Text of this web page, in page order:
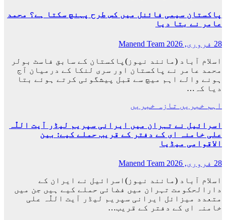
پاکستان سیمی فائنل میں کس طرح پہنچ سکتا ہے؟ محمد
عامر نے بتا دیا
28 فروری, 2026
Manend Team
اسلام آباد (مانند نیوز)پاکستان کے سابق فاسٹ بولر
محمد عامر نے پاکستان اور سری لنکا کے درمیان آج
ہونے والے اہم میچ سے قبل پیشگوئی کرتے ہوئے بتا
دیا کہ…
اہم خبریں تازہ خبریں
اسرائیل نے تہران میں ایرانی سپریم لیڈر آیت اللّٰہ
علی خامنہ ای کے دفتر کے قریب حملے کیے: بین
الاقوامی میڈیا
28 فروری, 2026
Manend Team
اسلام آباد (مانند نیوز)اسرائیل نے ایران کے
دارالحکومت تہران میں فضائی حملے کیے ہیں جن میں
متعدد میزائل ایرانی سپریم لیڈر آیت اللّٰہ علی
خامنہ ای کے دفتر کے قریب…